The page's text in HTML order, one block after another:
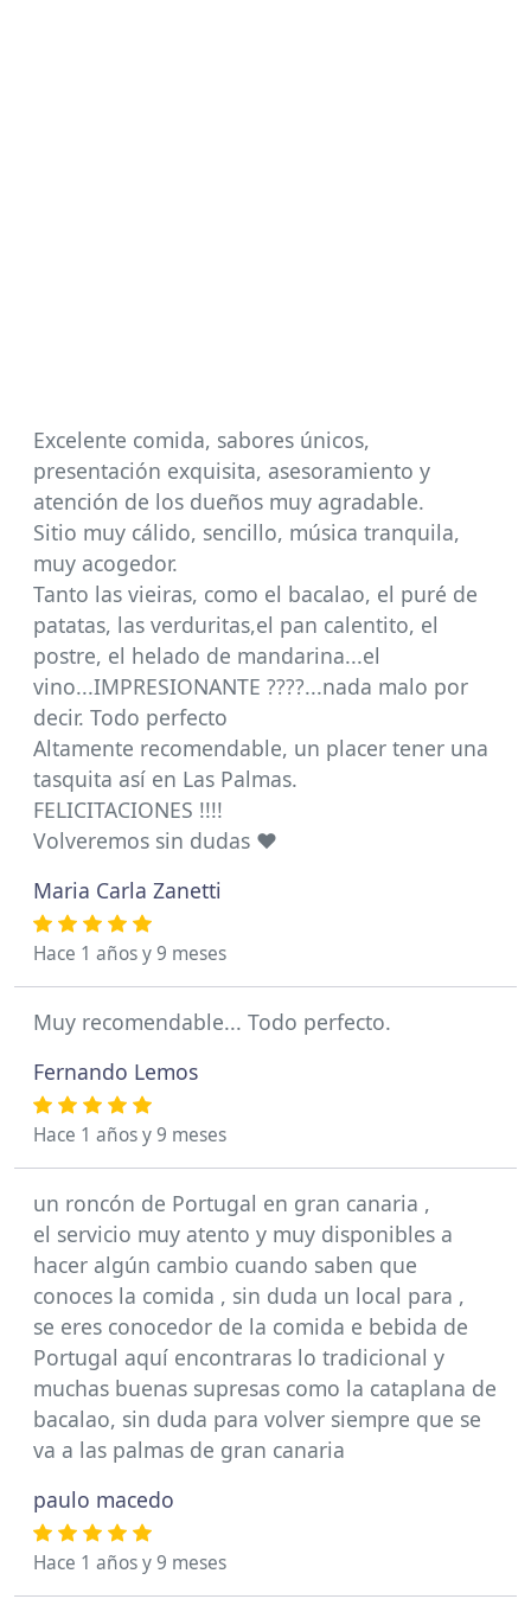
Excelente comida, sabores únicos,
presentación exquisita, asesoramiento y
atención de los dueños muy agradable.
Sitio muy cálido, sencillo, música tranquila,
muy acogedor.
Tanto las vieiras, como el bacalao, el puré de
patatas, las verduritas,el pan calentito, el
postre, el helado de mandarina...el
vino...IMPRESIONANTE ????...nada malo por
decir. Todo perfecto
Altamente recomendable, un placer tener una
tasquita así en Las Palmas.
FELICITACIONES !!!!
Volveremos sin dudas ♥
Maria Carla Zanetti
Hace 1 años y 9 meses
Muy recomendable... Todo perfecto.
Fernando Lemos
Hace 1 años y 9 meses
un roncón de Portugal en gran canaria ,
el servicio muy atento y muy disponibles a
hacer algún cambio cuando saben que
conoces la comida , sin duda un local para ,
se eres conocedor de la comida e bebida de
Portugal aquí encontraras lo tradicional y
muchas buenas supresas como la cataplana de
bacalao, sin duda para volver siempre que se
va a las palmas de gran canaria
paulo macedo
Hace 1 años y 9 meses